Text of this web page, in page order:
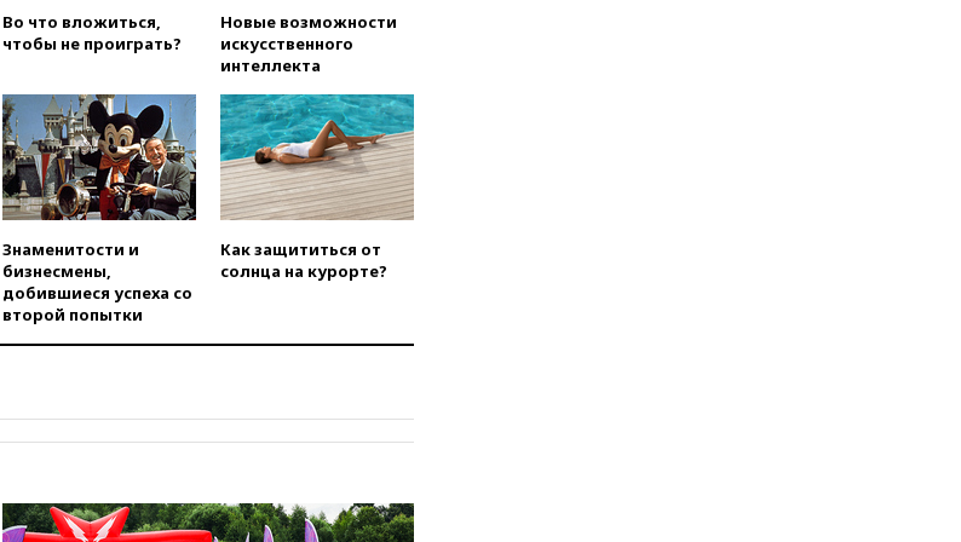
вчера, 21:35Машков: в РФ
подготовили концепцию
развития театрального
искусства до 2035 года
вчера, 21:21Правительство
РФ разрешило продажу
бензина старых
экологических классов
Машковым 150-летие Союза
театральных деятелей
сбила 200 украинских
ЧЕ российские синхронистки
Во что вложиться,
чтобы не проиграть?
Новые возможности
искусственного
интеллекта
Знаменитости и
бизнесмены,
добившиеся успеха со
второй попытки
Как защититься от
солнца на курорте?